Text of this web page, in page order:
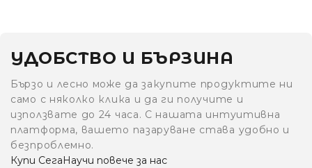
УДОБСТВО И БЪРЗИНА
Бързо и лесно може да закупите продуктите ни
само с няколко клика и да ги получите и
използвате до 24 часа. С нашата интуитивна
платформа, вашето пазаруване става удобно и
безпроблемно.
Купи СегаНаучи повече за нас